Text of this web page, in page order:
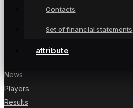
Contacts
Set of financial statements
attribute
Lietuvai UEFA moterų Čempionių lygoje.
NUORODOS
News
Players
Results